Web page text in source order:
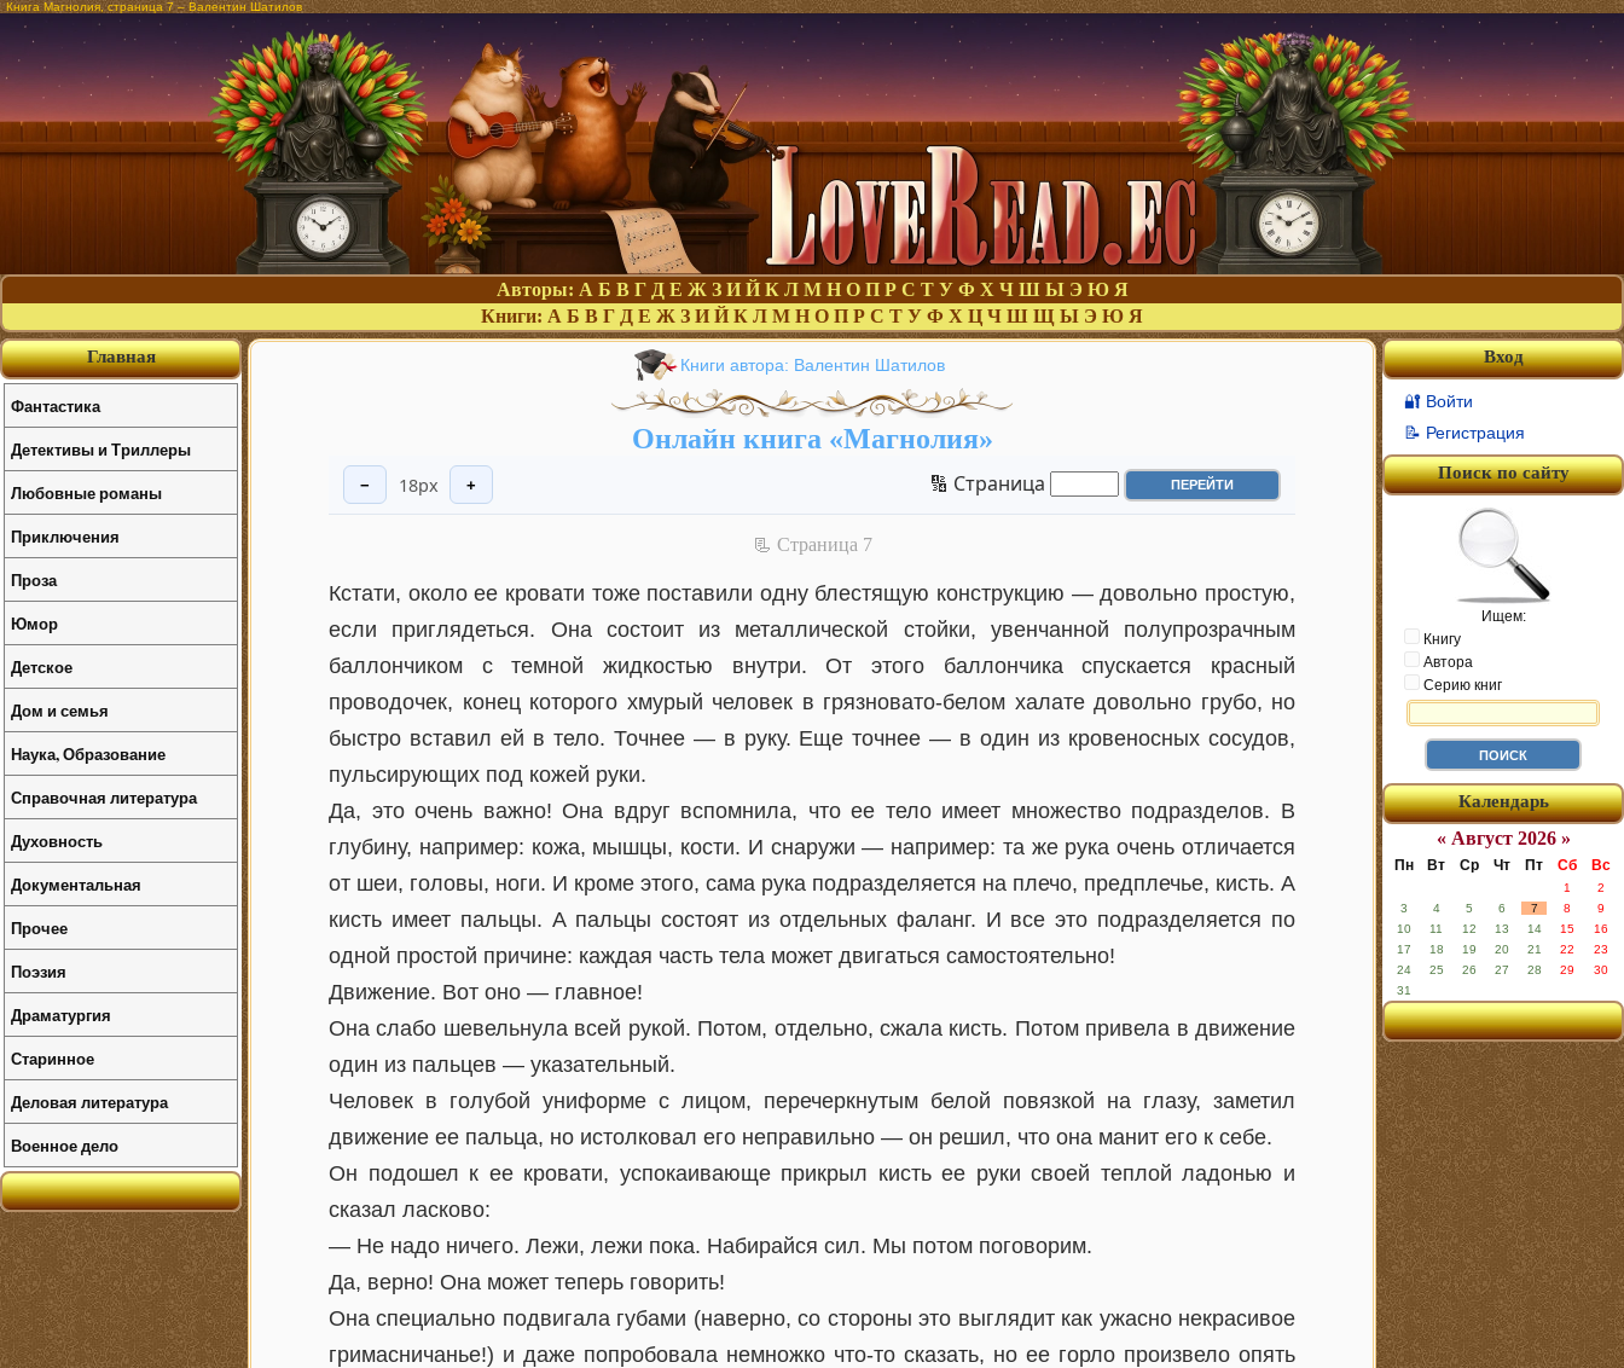
Книга Магнолия, страница 7 – Валентин Шатилов
Авторы: А Б В Г Д Е Ж З И Й К Л М Н О П Р С Т У Ф Х Ч Ш Ы Э Ю Я
Книги: А Б В Г Д Е Ж З И Й К Л М Н О П Р С Т У Ф Х Ц Ч Ш Щ Ы Э Ю Я
Книги автора: Валентин Шатилов
Онлайн книга «Магнолия»
− 18px + 🔢 Страница
📃 Cтраница 7
Кстати, около ее кровати тоже поставили одну блестящую конструкцию — довольно простую,
если приглядеться. Она состоит из металлической стойки, увенчанной полупрозрачным
баллончиком с темной жидкостью внутри. От этого баллончика спускается красный
проводочек, конец которого хмурый человек в грязновато-белом халате довольно грубо, но
быстро вставил ей в тело. Точнее — в руку. Еще точнее — в один из кровеносных сосудов,
пульсирующих под кожей руки.
Да, это очень важно! Она вдруг вспомнила, что ее тело имеет множество подразделов. В
глубину, например: кожа, мышцы, кости. И снаружи — например: та же рука очень отличается
от шеи, головы, ноги. И кроме этого, сама рука подразделяется на плечо, предплечье, кисть. А
кисть имеет пальцы. А пальцы состоят из отдельных фаланг. И все это подразделяется по
одной простой причине: каждая часть тела может двигаться самостоятельно!
Движение. Вот оно — главное!
Она слабо шевельнула всей рукой. Потом, отдельно, сжала кисть. Потом привела в движение
один из пальцев — указательный.
Человек в голубой униформе с лицом, перечеркнутым белой повязкой на глазу, заметил
движение ее пальца, но истолковал его неправильно — он решил, что она манит его к себе.
Он подошел к ее кровати, успокаивающе прикрыл кисть ее руки своей теплой ладонью и
сказал ласково:
— Не надо ничего. Лежи, лежи пока. Набирайся сил. Мы потом поговорим.
Да, верно! Она может теперь говорить!
Она специально подвигала губами (наверно, со стороны это выглядит как ужасно некрасивое
гримасничанье!) и даже попробовала немножко что-то сказать, но ее горло произвело опять
Вход
🔐 Войти
📝 Регистрация
Поиск по сайту
Ищем:
Книгу
Автора
Серию книг
Календарь
« Август 2026 »
Пн Вт Ср Чт Пт Сб Вс
1
2
3
4 5 6 7 8
9
10
11 12 13 14 15
16
17
18 19 20 21 22
23
24
25 26 27 28 29
30
31
Главная
Фантастика
Детективы и Триллеры
Любовные романы
Приключения
Проза
Юмор
Детское
Дом и семья
Наука, Образование
Справочная литература
Духовность
Документальная
Прочее
Поэзия
Драматургия
Старинное
Деловая литература
Военное дело